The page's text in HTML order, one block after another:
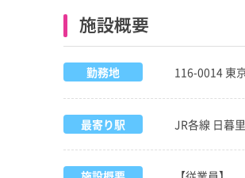
施設概要
勤務地 116-0014 東
最寄り駅 JR各線 日暮